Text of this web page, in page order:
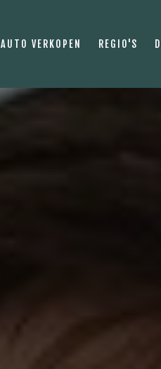
AUTO VERKOPEN REGIO'S